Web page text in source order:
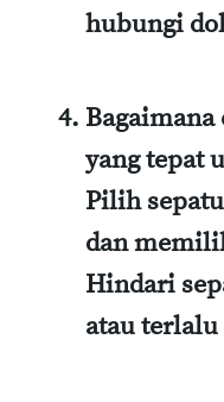
hubungi
yang tepat
Pilih
dan
Hindari
atau terlalu